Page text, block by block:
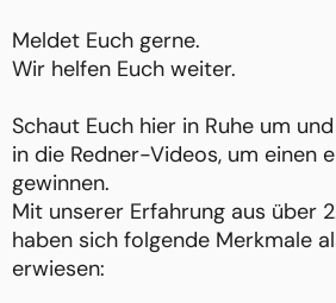
Meldet Euch gerne.
Wir helfen Euch weiter.
Schaut Euch hier in Ruhe um
in die Redner-Videos, um einen
gewinnen.
Mit unserer Erfahrung aus über
haben sich folgende Merkmale
erwiesen: